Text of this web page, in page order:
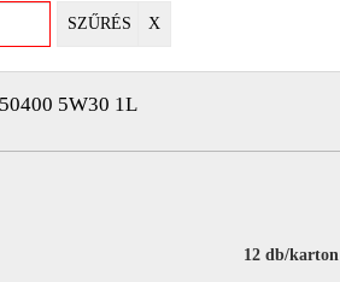
SZŰRÉS X
5W30 1L
12 db/karton